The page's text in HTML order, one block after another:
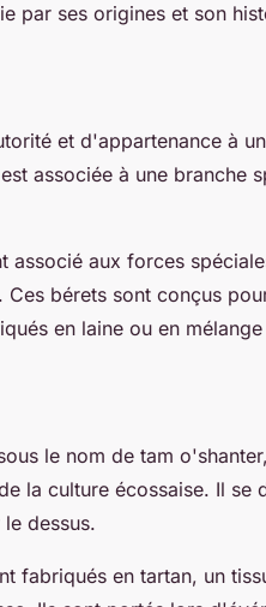
par ses origines et son
et d'appartenance à
associée à une branche
associé aux forces
bérets sont conçus
en laine ou en
le nom de tam
la culture écossaise. Il se
dessus.
fabriqués en tartan, un